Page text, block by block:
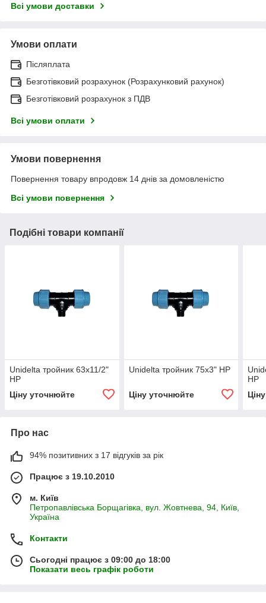
Всі умови доставки
Умови оплати
Післяплата
Безготівковий розрахунок (Розрахунковий рахунок)
Безготівковий розрахунок з ПДВ
Всі умови оплати
Умови повернення
Повернення товару впродовж 14 днів за домовленістю
Всі умови повернення
Подібні товари компанії
Unidelta тройник 63х11/2"
НР
Ціну уточнюйте
Unidelta тройник 75х3" НР
Ціну уточнюйте
НР
Про нас
94% позитивних з 17 відгуків за рік
Працює з 19.10.2010
м. Київ
Петропавлівська Борщагівка, вул. Жовтнева, 94, Київ,
Україна
Контакти
Сьогодні працює з 09:00 до 18:00
Показати весь графік роботи